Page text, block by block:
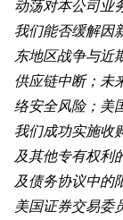
动荡对本公司业
我们能否缓解因
东地区战争与近
供应链中断；未
络安全风险；美
我们成功实施收
及其他专有权利
及债务协议中的
美国证券交易委